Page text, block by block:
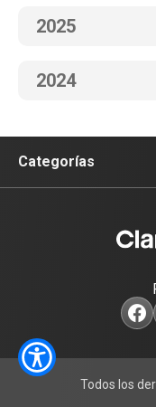
2025
2024
Categorías
Servicios
Todos los